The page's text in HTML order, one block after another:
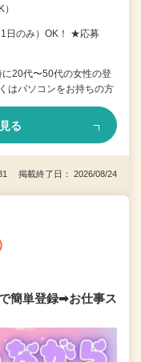
日のみ）OK！ ★応募
20代〜50代の女性の登
パソコンをお持ちの方
る
掲載終了日： 2026/08/24
簡単登録➡お仕事ス